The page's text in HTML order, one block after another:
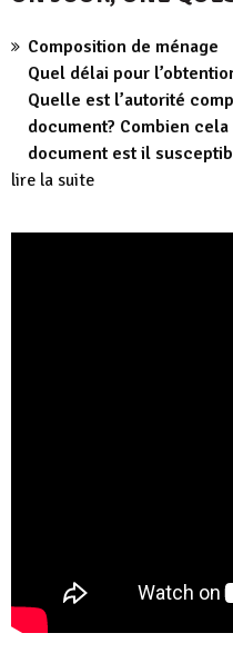
Composition de ménage
Quel délai pour
Quelle est l’autorité
document? Combien
document est il
lire la suite